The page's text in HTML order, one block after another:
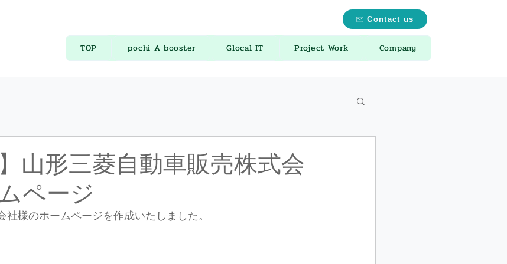
Contact us
TOP pochi A booster Glocal IT Project Work Company
山形三菱自動車販売株式会
ページ
社様のホームページを作成いたしました。